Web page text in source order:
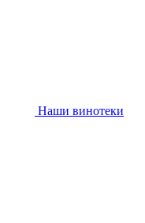
Наши винотеки